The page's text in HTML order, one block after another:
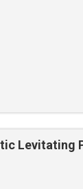
Levitating